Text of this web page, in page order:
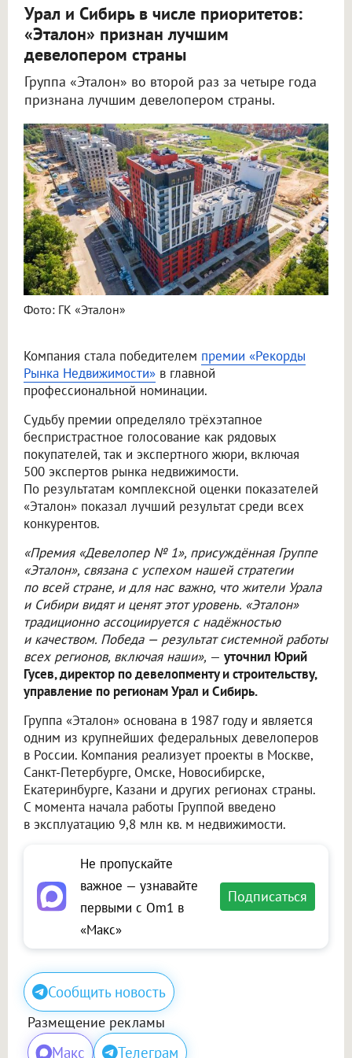
Урал и Сибирь в числе приоритетов:
«Эталон» признан лучшим
девелопером страны
Группа «Эталон» во второй раз за четыре года
признана лучшим девелопером страны.
Фото: ГК «Эталон»
Компания стала победителем премии «Рекорды
Рынка Недвижимости» в главной
профессиональной номинации.
Судьбу премии определяло трёхэтапное
беспристрастное голосование как рядовых
покупателей, так и экспертного жюри, включая
500 экспертов рынка недвижимости.
По результатам комплексной оценки показателей
«Эталон» показал лучший результат среди всех
конкурентов.
«Премия «Девелопер № 1», присуждённая Группе
«Эталон», связана с успехом нашей стратегии
по всей стране, и для нас важно, что жители Урала
и Сибири видят и ценят этот уровень. «Эталон»
традиционно ассоциируется с надёжностью
и качеством. Победа — результат системной работы
всех регионов, включая наши», — уточнил Юрий
Гусев, директор по девелопменту и строительству,
управление по регионам Урал и Сибирь.
Группа «Эталон» основана в 1987 году и является
одним из крупнейших федеральных девелоперов
в России. Компания реализует проекты в Москве,
Санкт-Петербурге, Омске, Новосибирске,
Екатеринбурге, Казани и других регионах страны.
С момента начала работы Группой введено
в эксплуатацию 9,8 млн кв. м недвижимости.
Не пропускайте
важное — узнавайте
первыми с Om1 в
«Макс»
Подписаться
Сообщить новость
Размещение рекламы
Макс Телеграм